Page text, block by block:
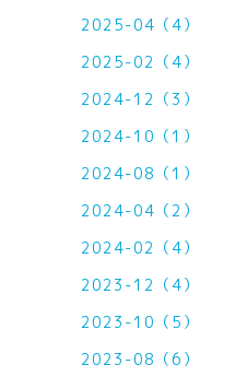
2025-04（4）
2025-02（4）
2024-12（3）
2024-10（1）
2024-08（1）
2024-04（2）
2024-02（4）
2023-12（4）
2023-10（5）
2023-08（6）